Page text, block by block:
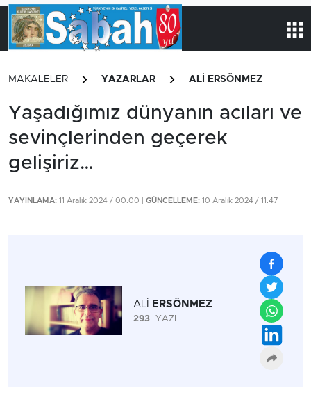
MAKALELER YAZARLAR ALİ ERSÖNMEZ
Yaşadığımız dünyanın acıları ve
sevinçlerinden geçerek
gelişiriz…
YAYINLAMA: 11 Aralık 2024 / 00.00 | GÜNCELLEME: 10 Aralık 2024 / 11.47
ALİ ERSÖNMEZ
293 YAZI